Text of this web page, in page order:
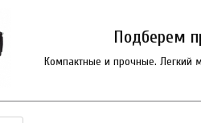
Подберем
Компактные и прочные. Легкий